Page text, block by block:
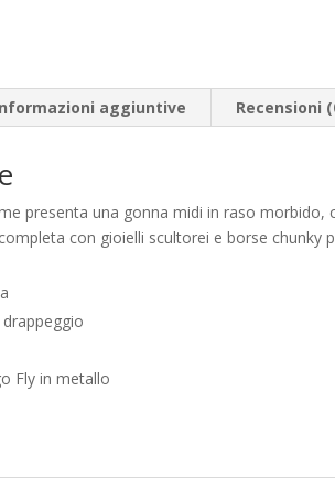
aggiuntive Recensioni
presenta una gonna midi in raso
con gioielli scultorei e borse chunky
Fly in metallo